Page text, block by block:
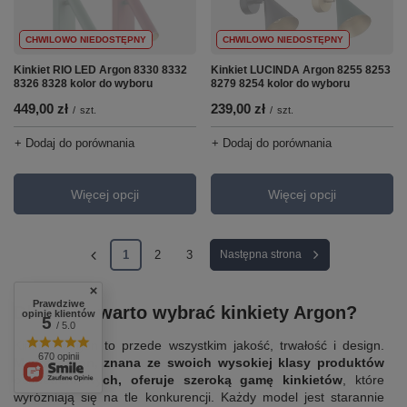
CHWILOWO NIEDOSTĘPNY
Kinkiet RIO LED Argon 8330 8332
8326 8328 kolor do wyboru
449,00 zł / szt.
+ Dodaj do porównania
Więcej opcji
CHWILOWO NIEDOSTĘPNY
Kinkiet LUCINDA Argon 8255 8253
8279 8254 kolor do wyboru
239,00 zł / szt.
+ Dodaj do porównania
Więcej opcji
1 2 3 Następna strona
Dlaczego warto wybrać kinkiety Argon?
Kinkiety Argon to przede wszystkim jakość, trwałość i design.
Marka Argon, znana ze swoich wysokiej klasy produktów
oświetleniowych, oferuje szeroką gamę kinkietów, które
wyróżniają się na tle konkurencji. Każdy model jest starannie
Prawdziwe
opinie klientów
5/ 5.0
670 opinii